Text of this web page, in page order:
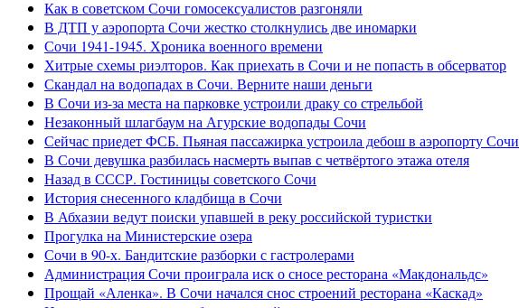
Как в советском Сочи гомосексуалистов разгоняли
В ДТП у аэропорта Сочи жестко столкнулись две иномарки
Сочи 1941-1945. Хроника военного времени
Хитрые схемы риэлторов. Как приехать в Сочи и не попасть в обсерватор
Скандал на водопадах в Сочи. Верните наши деньги
В Сочи из-за места на парковке устроили драку со стрельбой
Незаконный шлагбаум на Агурские водопады Сочи
Сейчас приедет ФСБ. Пьяная пассажирка устроила дебош в аэропорту Сочи
В Сочи девушка разбилась насмерть выпав с четвёртого этажа отеля
Назад в СССР. Гостиницы советского Сочи
История снесенного кладбища в Сочи
В Абхазии ведут поиски упавшей в реку российской туристки
Прогулка на Министерские озера
Сочи в 90-х. Бандитские разборки с гастролерами
Администрация Сочи проиграла иск о сносе ресторана «Макдональдс»
Прощай «Аленка». В Сочи начался снос строений ресторана «Каскад»